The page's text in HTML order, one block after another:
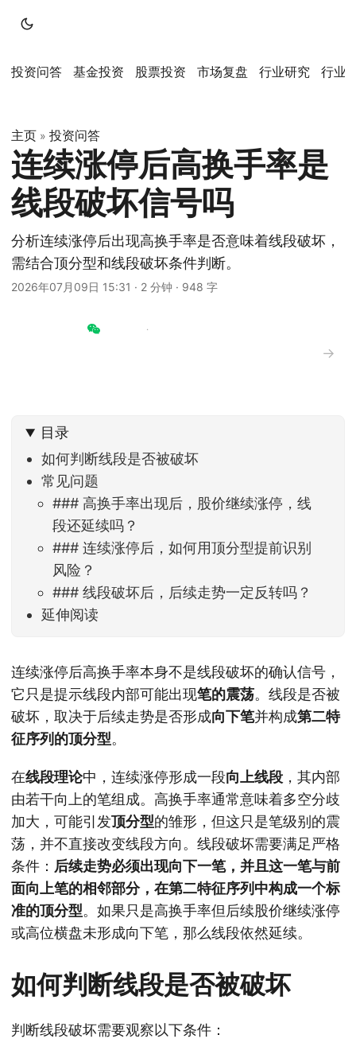
投资问答 基金投资 股票投资 市场复盘 行业研究 行业
主页 » 投资问答
连续涨停后高换手率是
线段破坏信号吗
分析连续涨停后出现高换手率是否意味着线段破坏，
需结合顶分型和线段破坏条件判断。
2026年07月09日 15:31 · 2 分钟 · 948 字
→
目录
如何判断线段是否被破坏
常见问题
### 高换手率出现后，股价继续涨停，线
段还延续吗？
### 连续涨停后，如何用顶分型提前识别
风险？
### 线段破坏后，后续走势一定反转吗？
延伸阅读
连续涨停后高换手率本身不是线段破坏的确认信号，
它只是提示线段内部可能出现笔的震荡。线段是否被
破坏，取决于后续走势是否形成向下笔并构成第二特
征序列的顶分型。
在线段理论中，连续涨停形成一段向上线段 ，其内部
由若干向上的笔组成。高换手率通常意味着多空分歧
加大，可能引发顶分型的雏形，但这只是笔级别的震
荡，并不直接改变线段方向。线段破坏需要满足严格
条件： 后续走势必须出现向下一笔，并且这一笔与前
面向上笔的相邻部分，在第二特征序列中构成一个标
准的顶分型。如果只是高换手率但后续股价继续涨停
或高位横盘未形成向下笔，那么线段依然延续。
如何判断线段是否被破坏
判断线段破坏需要观察以下条件：